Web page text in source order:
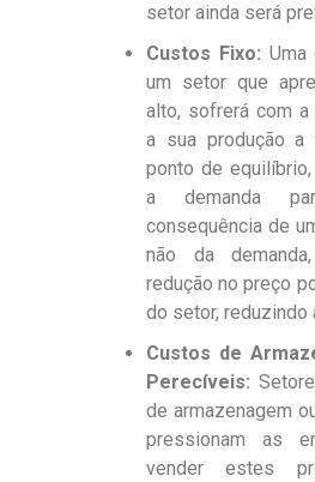
setor ainda será
Custos Fixo: Uma
um setor que
alto, sofrerá com
a sua produção
ponto de
a demanda
consequência de
não da
redução no preço
do setor, reduzindo
Custos de
Perecíveis:
de armazenagem
pressionam as
vender estes